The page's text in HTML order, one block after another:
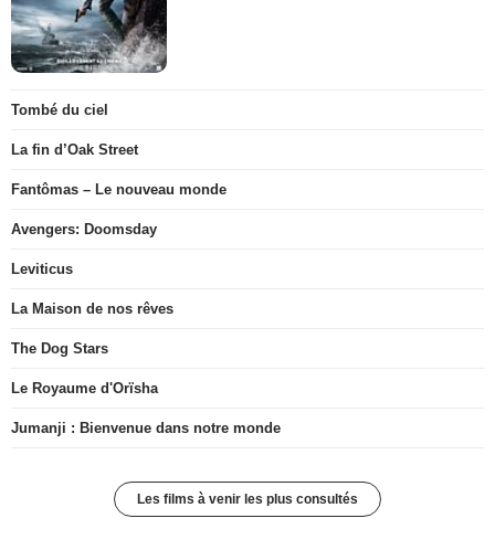
Tombé du ciel
La fin d’Oak Street
Fantômas – Le nouveau monde
Avengers: Doomsday
Leviticus
La Maison de nos rêves
The Dog Stars
Le Royaume d'Orïsha
Jumanji : Bienvenue dans notre monde
Les films à venir les plus consultés